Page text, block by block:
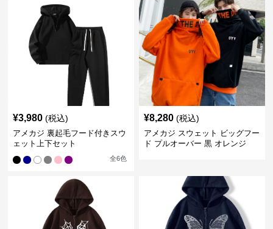
¥3,980 (税込)
アメカジ 裏起毛フード付きスウ
ェット上下セット
全6色
¥8,280 (税込)
アメカジ スウェット ビッグフー
ド プルオーバー 黒 オレンジ